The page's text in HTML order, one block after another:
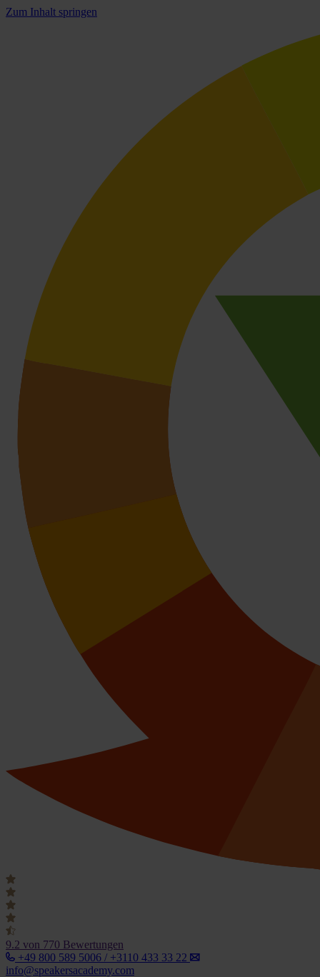
Zum Inhalt springen
9.2 von 770 Bewertungen
+49 800 589 5006 / +3110 433 33 22
info@speakersacademy.com